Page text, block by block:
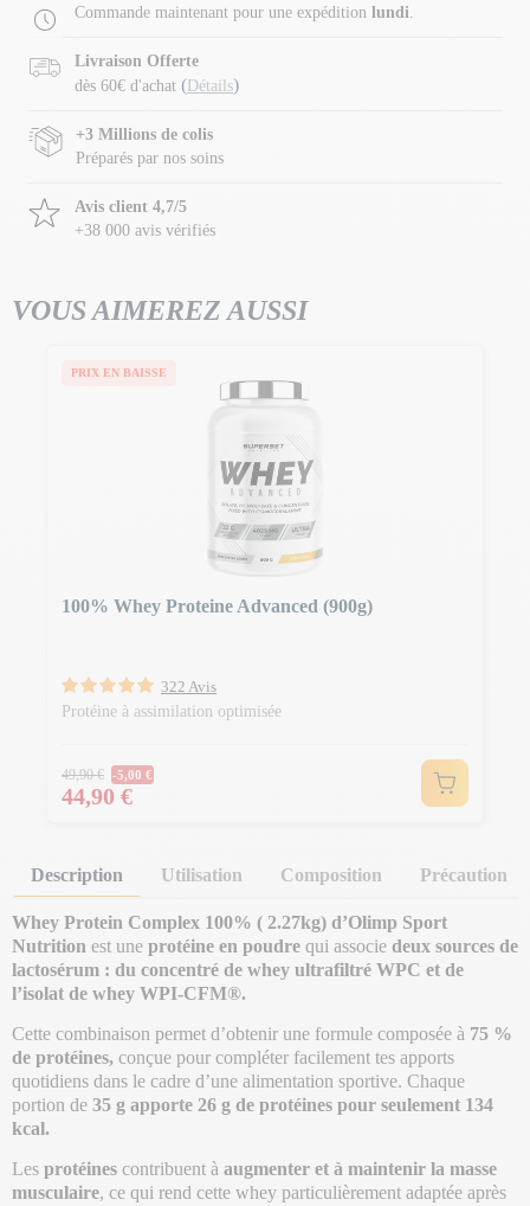
Commande maintenant pour une expédition lundi.
Livraison Offerte
dès 60€ d'achat ( Détails)
+3 Millions de colis
Préparés par nos soins
Avis client 4,7/5
+38 000 avis vérifiés
VOUS AIMEREZ AUSSI
PRIX EN BAISSE
100% Whey Proteine Advanced (900g)
322 Avis
Protéine à assimilation optimisée
Prix Normal
49,90 € -5,00 €
Prix
44,90 €
Description Utilisation Composition Précaution
Whey Protein Complex 100% ( 2.27kg) d’Olimp Sport
Nutrition est une protéine en poudre qui associe deux sources de
lactosérum : du concentré de whey ultrafiltré WPC et de
l’isolat de whey WPI-CFM®.
Cette combinaison permet d’obtenir une formule composée à 75 %
de protéines, conçue pour compléter facilement tes apports
quotidiens dans le cadre d’une alimentation sportive. Chaque
portion de 35 g apporte 26 g de protéines pour seulement 134
kcal.
Les protéines contribuent à augmenter et à maintenir la masse
musculaire, ce qui rend cette whey particulièrement adaptée après